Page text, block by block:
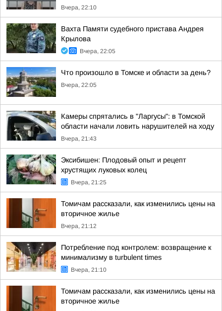
Вчера, 22:10
Вахта Памяти судебного пристава Андрея
Крылова
Вчера, 22:05
Что произошло в Томске и области за день?
Вчера, 22:05
Камеры спрятались в "Ларгусы": в Томской
области начали ловить нарушителей на ходу
Вчера, 21:43
Эксибишен: Плодовый опыт и рецепт
хрустящих луковых колец
Вчера, 21:25
Томичам рассказали, как изменились цены на
вторичное жилье
Вчера, 21:12
Потребление под контролем: возвращение к
минимализму в turbulent times
Вчера, 21:10
Томичам рассказали, как изменились цены на
вторичное жилье